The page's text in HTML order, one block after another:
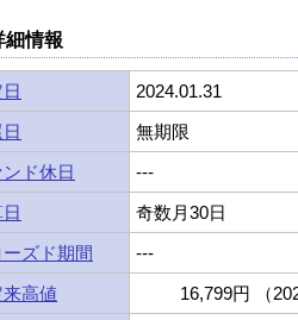
細情報
2024.01.31
無期限
ド休日
---
奇数月30日
ーズド期間
---
高値
16,799円 （